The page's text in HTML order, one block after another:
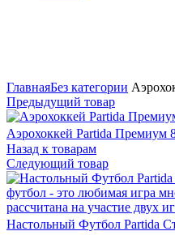
ГлавнаяБез категории
Предыдущий товар
Аэрохоккей Partida Премиум
Назад к товарам
Следующий товар
Настольный Футбол Partida